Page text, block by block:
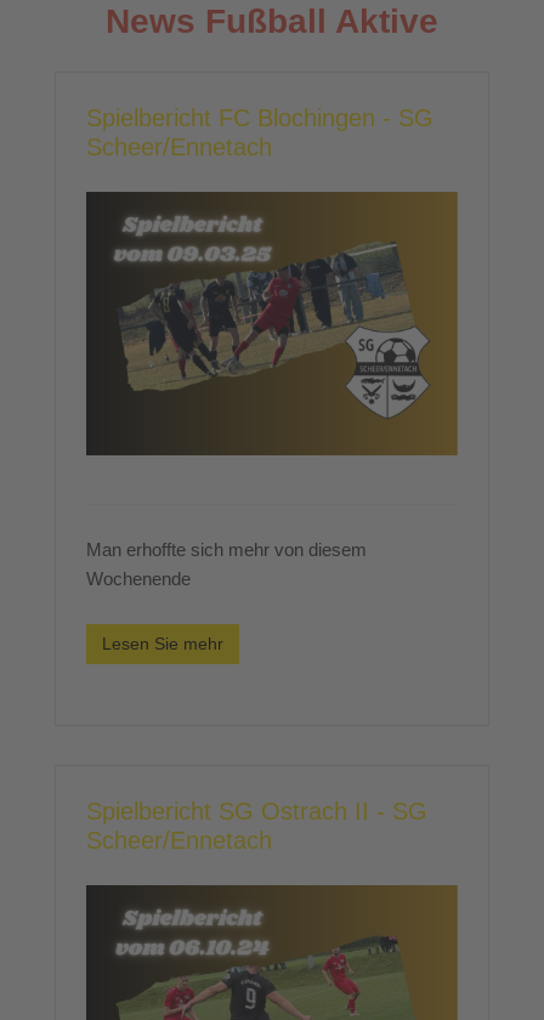
News Fußball Aktive
Spielbericht FC Blochingen - SG
Scheer/Ennetach
Man erhoffte sich mehr von diesem
Wochenende
Lesen Sie mehr
Spielbericht SG Ostrach II - SG
Scheer/Ennetach